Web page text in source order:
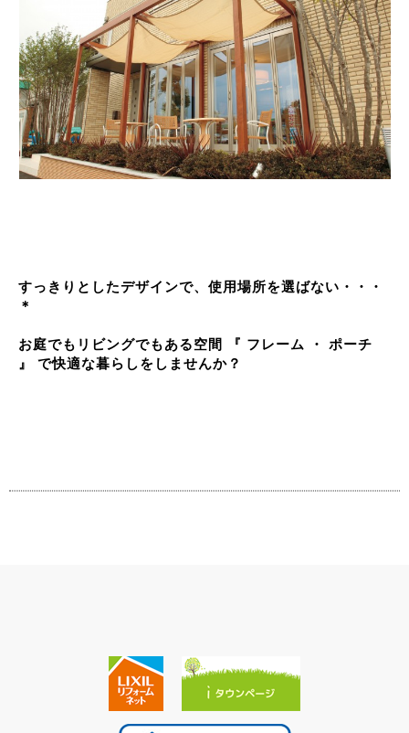
すっきりとしたデザインで、使用場所を選ばない・・・
＊
お庭でもリビングでもある空間 『 フレーム ・ ポーチ
』 で快適な暮らしをしませんか？